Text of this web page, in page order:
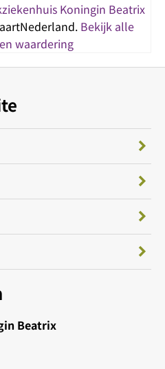
Koningin Beatrix
Bekijk alle
waardering
Beatrix